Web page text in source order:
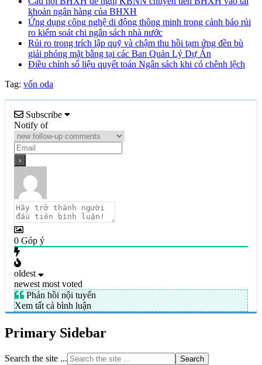
khoản ngân hàng của BHXH
Ứng dụng công nghệ di động thông minh trong cảnh báo rủi
ro kiểm soát chi ngân sách nhà nước
Rủi ro trong trích lập quỹ và chậm thu hồi tạm ứng đền bù
giải phóng mặt bằng tại các Ban Quản Lý Dự Án
Điều chỉnh số liệu quyết toán Ngân sách khi có chênh lệch
Tag: vốn oda
Subscribe
Notify of
0 Góp ý
oldest
newest most voted
Phản hồi nội tuyến
Xem tất cả bình luận
Primary Sidebar
Search the site ...